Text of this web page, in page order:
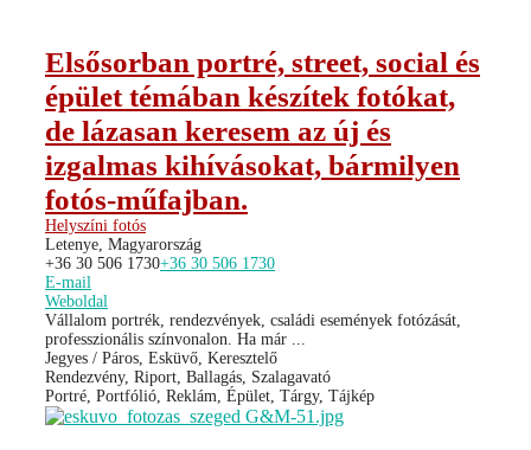
Elsősorban portré, street, social és
épület témában készítek fotókat,
de lázasan keresem az új és
izgalmas kihívásokat, bármilyen
fotós-műfajban.
Helyszíni fotós
Letenye, Magyarország
+36 30 506 1730+36 30 506 1730
E-mail
Weboldal
Vállalom portrék, rendezvények, családi események fotózását,
professzionális színvonalon. Ha már ...
Jegyes / Páros, Esküvő, Keresztelő
Rendezvény, Riport, Ballagás, Szalagavató
Portré, Portfólió, Reklám, Épület, Tárgy, Tájkép